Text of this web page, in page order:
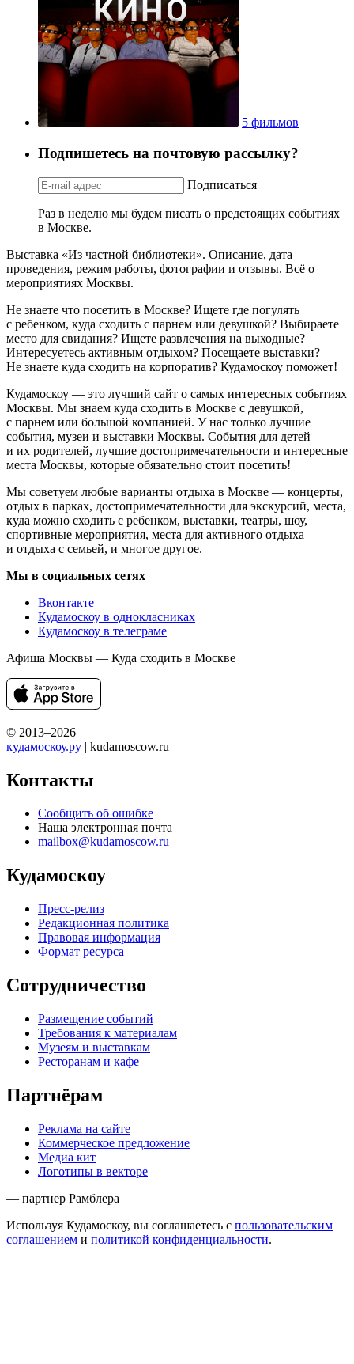
5 фильмов
Подпишетесь на почтовую рассылку?
Подписаться
Раз в неделю мы будем писать о предстоящих событиях
в Москве.
Выставка «Из частной библиотеки». Описание, дата
проведения, режим работы, фотографии и отзывы. Всё о
мероприятиях Москвы.
Не знаете что посетить в Москве? Ищете где погулять
с ребенком, куда сходить с парнем или девушкой? Выбираете
место для свидания? Ищете развлечения на выходные?
Интересуетесь активным отдыхом? Посещаете выставки?
Не знаете куда сходить на корпоратив? Кудамоскоу поможет!
Кудамоскоу — это лучший сайт о самых интересных событиях
Москвы. Мы знаем куда сходить в Москве с девушкой,
с парнем или большой компанией. У нас только лучшие
события, музеи и выставки Москвы. События для детей
и их родителей, лучшие достопримечательности и интересные
места Москвы, которые обязательно стоит посетить!
Мы советуем любые варианты отдыха в Москве — концерты,
отдых в парках, достопримечательности для экскурсий, места,
куда можно сходить с ребенком, выставки, театры, шоу,
спортивные мероприятия, места для активного отдыха
и отдыха с семьей, и многое другое.
Мы в социальных сетях
Вконтакте
Кудамоскоу в однокласниках
Кудамоскоу в телеграме
Афиша Москвы — Куда сходить в Москве
© 2013–2026
кудамоскоу.ру | kudamoscow.ru
Контакты
Сообщить об ошибке
Наша электронная почта
mailbox@kudamoscow.ru
Кудамоскоу
Пресс-релиз
Редакционная политика
Правовая информация
Формат ресурса
Сотрудничество
Размещение событий
Требования к материалам
Музеям и выставкам
Ресторанам и кафе
Партнёрам
Реклама на сайте
Коммерческое предложение
Медиа кит
Логотипы в векторе
— партнер Рамблера
Используя Кудамоскоу, вы соглашаетесь с пользовательским
соглашением и политикой конфиденциальности.